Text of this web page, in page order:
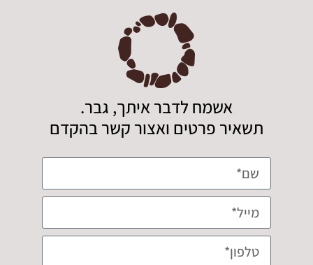
אשמח לדבר איתך, גבר.
תשאיר פרטים ואצור קשר בהקדם